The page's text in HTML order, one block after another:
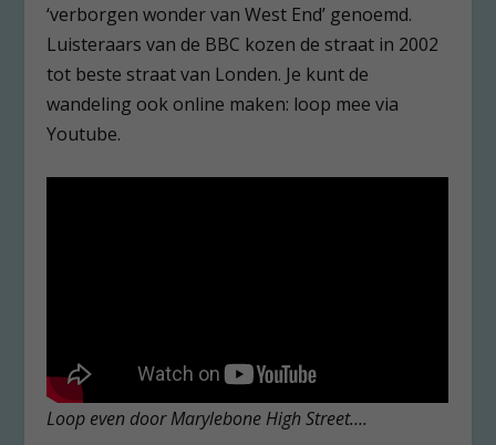
‘verborgen wonder van West End’ genoemd.
Luisteraars van de BBC kozen de straat in 2002
tot beste straat van Londen. Je kunt de
wandeling ook online maken: loop mee via
Youtube.
Loop even door Marylebone High Street….